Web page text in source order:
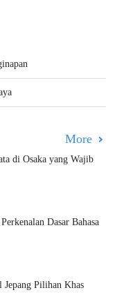
More
di Osaka yang Wajib
Dasar Bahasa
Pilihan Khas